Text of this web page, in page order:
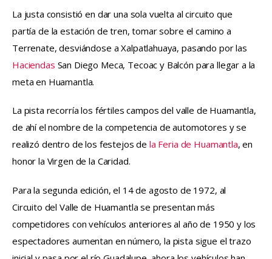
La justa consistió en dar una sola vuelta al circuito que
partía de la estación de tren, tomar sobre el camino a
Terrenate, desviándose a Xalpatlahuaya, pasando por las
Haciendas San Diego Meca, Tecoac y Balcón para llegar a la
meta en Huamantla.
La pista recorría los fértiles campos del valle de Huamantla,
de ahí el nombre de la competencia de automotores y se
realizó dentro de los festejos de la Feria de Huamantla, en
honor la Virgen de la Caridad.
Para la segunda edición, el 14 de agosto de 1972, al
Circuito del Valle de Huamantla se presentan más
competidores con vehículos anteriores al año de 1950 y los
espectadores aumentan en número, la pista sigue el trazo